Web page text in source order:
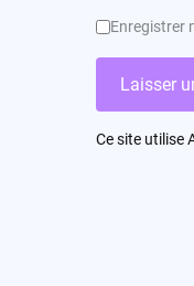
Enregistrer
Ce site utilise